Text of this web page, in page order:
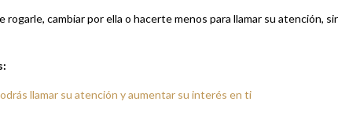
rogarle, cambiar por ella o hacerte menos para llamar su atención,
llamar su atención y aumentar su interés en ti